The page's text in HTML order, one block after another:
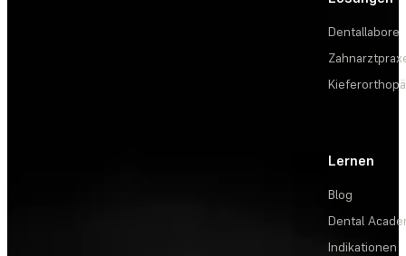
Dentallabore
Lernen
Blog
Dental
Indikationen